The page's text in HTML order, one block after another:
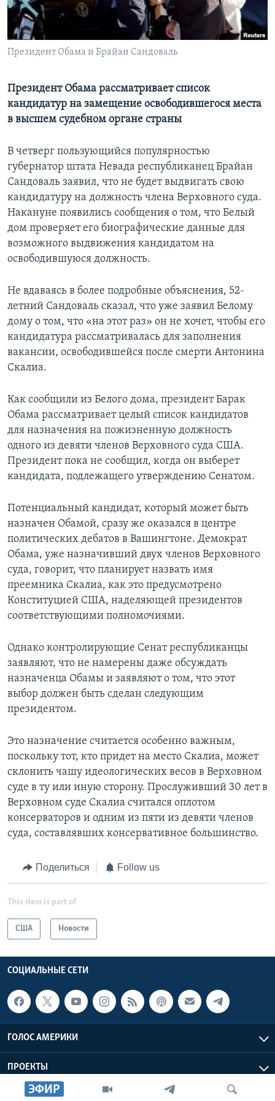
Learning English
СОЦИАЛЬНЫЕ СЕТИ
Языки
ЭФИР
Президент Обама и Брайан Сандоваль
Президент Обама рассматривает список
кандидатур на замещение освободившегося места
в высшем судебном органе страны
В четверг пользующийся популярностью
губернатор штата Невада республиканец Брайан
Сандоваль заявил, что не будет выдвигать свою
кандидатуру на должность члена Верховного суда.
Накануне появились сообщения о том, что Белый
дом проверяет его биографические данные для
возможного выдвижения кандидатом на
освободившуюся должность.
Не вдаваясь в более подробные объяснения, 52-
летний Сандоваль сказал, что уже заявил Белому
дому о том, что «на этот раз» он не хочет, чтобы его
кандидатура рассматривалась для заполнения
вакансии, освободившейся после смерти Антонина
Скалиа.
Как сообщили из Белого дома, президент Барак
Обама рассматривает целый список кандидатов
для назначения на пожизненную должность
одного из девяти членов Верховного суда США.
Президент пока не сообщил, когда он выберет
кандидата, подлежащего утверждению Сенатом.
Потенциальный кандидат, который может быть
назначен Обамой, сразу же оказался в центре
политических дебатов в Вашингтоне. Демократ
Обама, уже назначивший двух членов Верховного
суда, говорит, что планирует назвать имя
преемника Скалиа, как это предусмотрено
Конституцией США, наделяющей президентов
соответствующими полномочиями.
Однако контролирующие Сенат республиканцы
заявляют, что не намерены даже обсуждать
назначенца Обамы и заявляют о том, что этот
выбор должен быть сделан следующим
президентом.
Это назначение считается особенно важным,
поскольку тот, кто придет на место Скалиа, может
склонить чашу идеологических весов в Верховном
суде в ту или иную сторону. Прослуживший 30 лет в
Верховном суде Скалиа считался оплотом
консерваторов и одним из пяти из девяти членов
суда, составлявших консервативное большинство.
Поделиться Follow us
This item is part of
США Новости
СОЦИАЛЬНЫЕ СЕТИ
ГОЛОС АМЕРИКИ
ПРОЕКТЫ